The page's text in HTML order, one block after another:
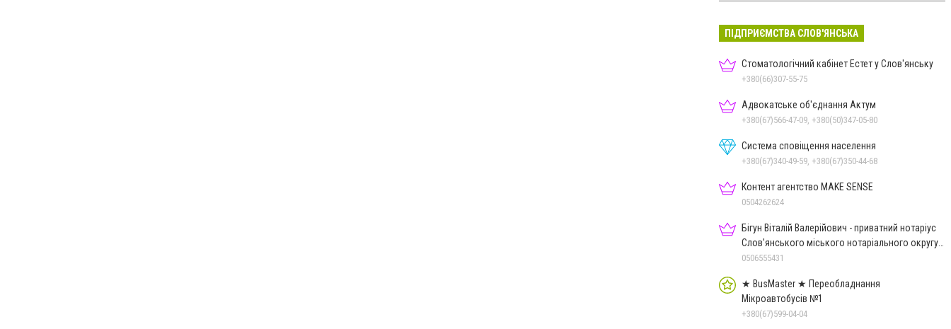
ПІДПРИЄМСТВА СЛОВ'ЯНСЬКА
Стоматологічний кабінет Естет у Слов'янську
+380(66)307-55-75
Адвокатське об'єднання Актум
+380(67)566-47-09, +380(50)347-05-80
Система сповіщення населення
+380(67)340-49-59, +380(67)350-44-68
Контент агентство MAKE SENSE
0504262624
Бігун Віталій Валерійович - приватний нотаріус
Слов'янського міського нотаріального округу
Дон.обл.
0506555431
★ BusMaster ★ Переобладнання
Мікроавтобусів №1
+380(67)599-04-04